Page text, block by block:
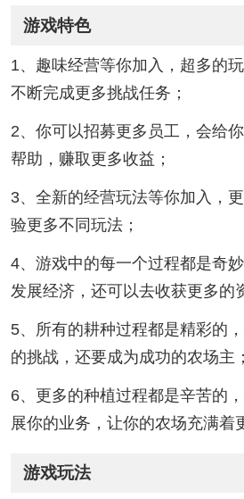
游戏特色
1、趣味经营等你加入，超多的
不断完成更多挑战任务；
2、你可以招募更多员工，会给
帮助，赚取更多收益；
3、全新的经营玩法等你加入，
验更多不同玩法；
4、游戏中的每一个过程都是奇
发展经济，还可以去收获更多的
5、所有的耕种过程都是精彩的
的挑战，还要成为成功的农场主；
6、更多的种植过程都是辛苦的
展你的业务，让你的农场充满着
游戏玩法